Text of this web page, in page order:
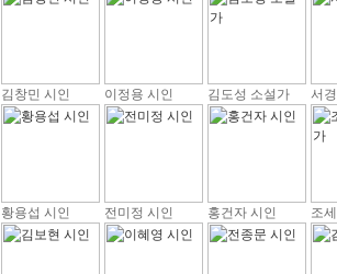
김창민 시인 이정용 시인 김도성 소설가 서
황용섭 시인 전미정 시인 홍건자 시인 조